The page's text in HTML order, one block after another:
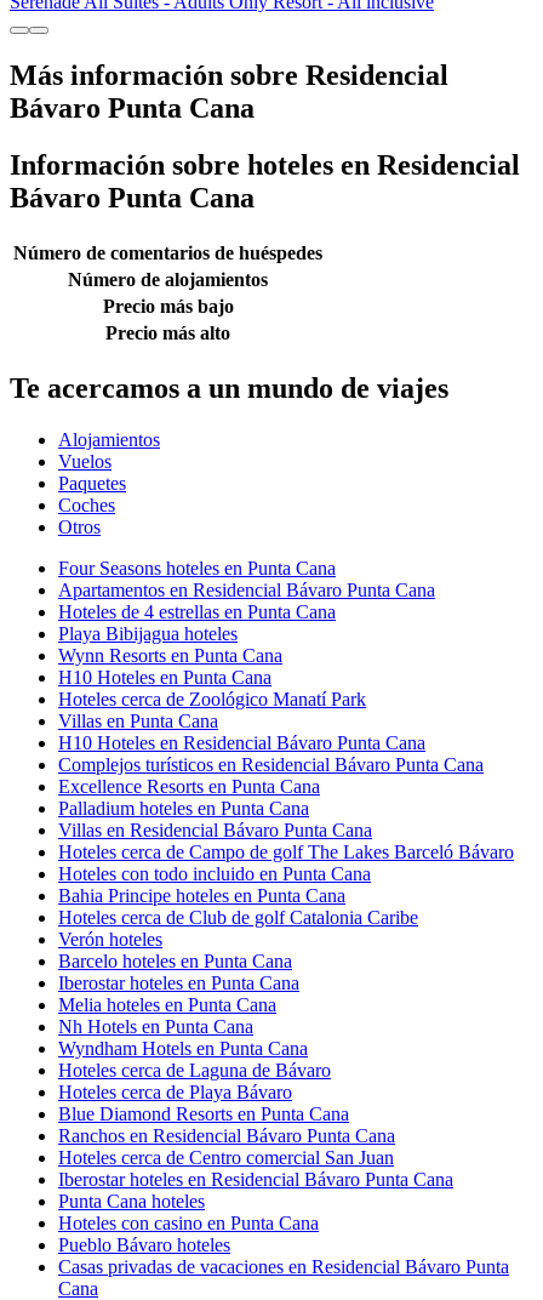
Más información sobre Residencial
Bávaro Punta Cana
Información sobre hoteles en Residencial
Bávaro Punta Cana
Número de comentarios de huéspedes
Número de alojamientos
Precio más bajo
Precio más alto
Te acercamos a un mundo de viajes
Alojamientos
Vuelos
Paquetes
Coches
Otros
Four Seasons hoteles en Punta Cana
Apartamentos en Residencial Bávaro Punta Cana
Hoteles de 4 estrellas en Punta Cana
Playa Bibijagua hoteles
Wynn Resorts en Punta Cana
H10 Hoteles en Punta Cana
Hoteles cerca de Zoológico Manatí Park
Villas en Punta Cana
H10 Hoteles en Residencial Bávaro Punta Cana
Complejos turísticos en Residencial Bávaro Punta Cana
Excellence Resorts en Punta Cana
Palladium hoteles en Punta Cana
Villas en Residencial Bávaro Punta Cana
Hoteles cerca de Campo de golf The Lakes Barceló Bávaro
Hoteles con todo incluido en Punta Cana
Bahia Principe hoteles en Punta Cana
Hoteles cerca de Club de golf Catalonia Caribe
Verón hoteles
Barcelo hoteles en Punta Cana
Iberostar hoteles en Punta Cana
Melia hoteles en Punta Cana
Nh Hotels en Punta Cana
Wyndham Hotels en Punta Cana
Hoteles cerca de Laguna de Bávaro
Hoteles cerca de Playa Bávaro
Blue Diamond Resorts en Punta Cana
Ranchos en Residencial Bávaro Punta Cana
Hoteles cerca de Centro comercial San Juan
Iberostar hoteles en Residencial Bávaro Punta Cana
Punta Cana hoteles
Hoteles con casino en Punta Cana
Pueblo Bávaro hoteles
Casas privadas de vacaciones en Residencial Bávaro Punta
Cana